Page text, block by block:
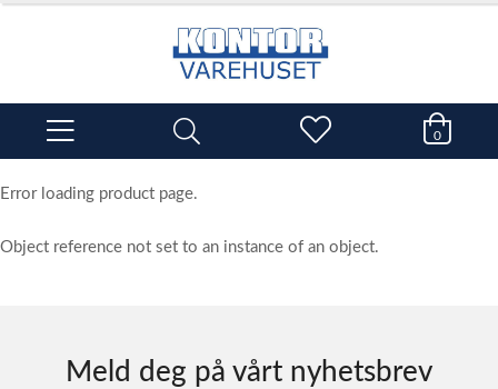
0
Error loading product page.
Object reference not set to an instance of an object.
Meld deg på vårt nyhetsbrev